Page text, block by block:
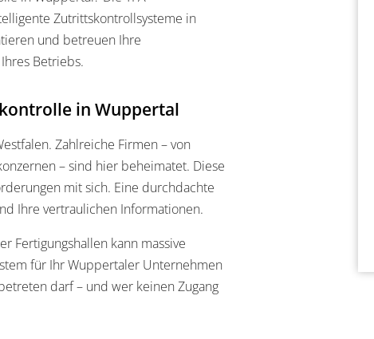
Zutrittskontrollsysteme in
und betreuen Ihre
Betriebs.
in Wuppertal
Zahlreiche Firmen – von
– sind hier beheimatet. Diese
mit sich. Eine durchdachte
Ihre vertraulichen Informationen.
Fertigungshallen kann massive
für Ihr Wuppertaler Unternehmen
darf – und wer keinen Zugang